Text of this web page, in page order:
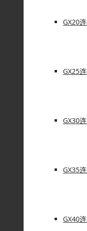
GX20
GX25
GX30
GX35
GX40